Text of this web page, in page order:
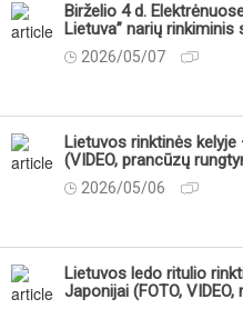
Birželio 4 d.
Lietuva” narių rinkiminis
2026/05/07
Lietuvos rinktinės
(VIDEO, prancūzų
2026/05/06
Lietuvos ledo ritulio
Japonijai (FOTO,